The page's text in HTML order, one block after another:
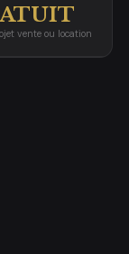
vente ou location